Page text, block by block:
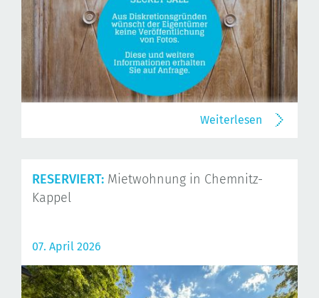
Weiterlesen
RESERVIERT: Mietwohnung in Chemnitz-
Kappel
07. April 2026